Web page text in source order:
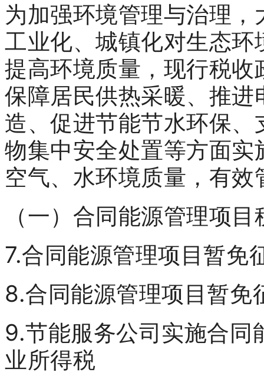
为加强环境管理与治理
工业化、城镇化对生态
提高环境质量，现行税
保障居民供热采暖、推
造、促进节能节水环保
物集中安全处置等方面
空气、水环境质量，有
（一）合同能源管理项
7.合同能源管理项目暂免
8.合同能源管理项目暂免
9.节能服务公司实施合同
业所得税